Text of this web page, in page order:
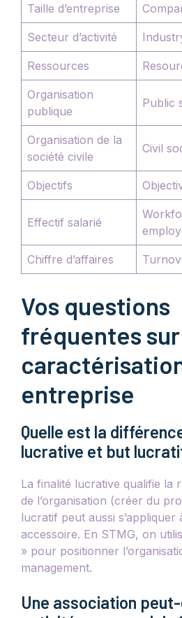
Taille d’entreprise
Secteur d’activité
Ressources
Organisation
publique
Public
Organisation de la
société civile
Civil
Objectifs
Effectif salarié
Chiffre d’affaires
Vos questions
fréquentes sur
entreprise
Quelle est la
lucrative et but
La finalité lucrative qualifie la
de l’organisation (créer du
lucratif peut aussi s’appliquer
accessoire. En STMG, on
» pour positionner
management.
Une association